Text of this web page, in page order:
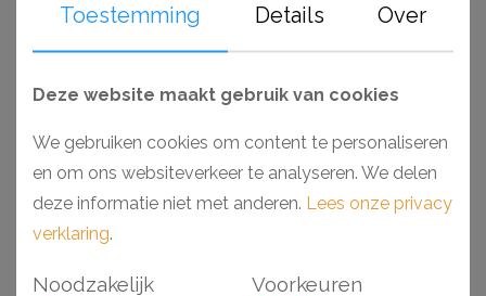
NMC Z1360 FLEX
Aanbieding
NMC R15 rozet
Toestemming Details Over
Deze website maakt gebruik van cookies
We gebruiken cookies om content te personaliseren
en om ons websiteverkeer te analyseren. We delen
deze informatie niet met anderen. Lees onze privacy
verklaring.
Noodzakelijk Voorkeuren